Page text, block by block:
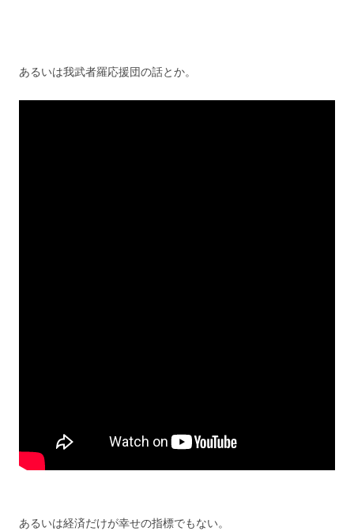
あるいは我武者羅応援団の話とか。
あるいは経済だけが幸せの指標でもない。